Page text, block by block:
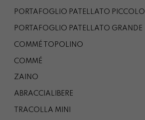
PORTAFOGLIO PATELLATO PICCOLO
PORTAFOGLIO PATELLATO GRANDE
COMMÉ TOPOLINO
COMMÉ
ZAINO
ABRACCIALIBERE
TRACOLLA MINI